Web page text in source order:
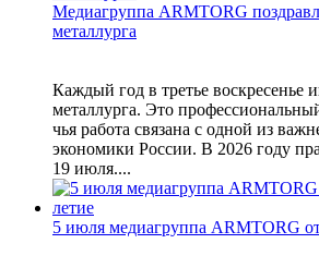
Медиагруппа ARMTORG
металлурга
Каждый год в третье воскресенье
металлурга. Это
чья работа связана с одной из
экономики России. В 2026 году
19 июля....
5 июля медиагруппа ARMTORG